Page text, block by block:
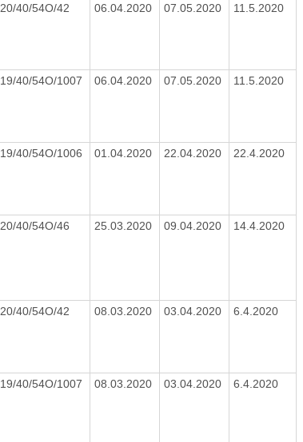
20/40/54O/42 06.04.2020 07.05.2020 11.5.2020
19/40/54O/1007 06.04.2020 07.05.2020 11.5.2020
19/40/54O/1006 01.04.2020 22.04.2020 22.4.2020
20/40/54O/46 25.03.2020 09.04.2020 14.4.2020
20/40/54O/42 08.03.2020 03.04.2020 6.4.2020
19/40/54O/1007 08.03.2020 03.04.2020 6.4.2020